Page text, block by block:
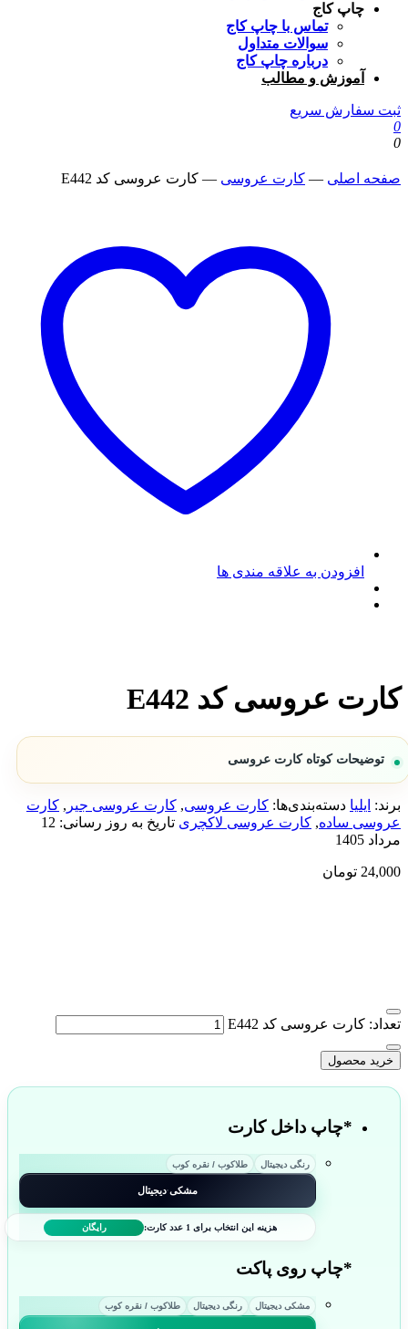
چاپ کاج
تماس با چاپ کاج
سوالات متداول
درباره چاپ کاج
آموزش و مطالب
ثبت سفارش سریع
0
0
صفحه اصلی — کارت عروسی — کارت عروسی کد E442
افزودن به علاقه مندی ها
کارت عروسی کد E442
توضیحات کوتاه کارت عروسی
برند: ایلیا دسته‌بندی‌ها: کارت عروسی, کارت عروسی جیر , کارت
عروسی ساده, کارت عروسی لاکچری تاریخ به روز رسانی: 12
مرداد 1405
24,000 تومان
تعداد: کارت عروسی کد E442
خرید محصول
*چاپ داخل کارت
مشکی دیجیتال
رنگی دیجیتال طلاکوب / نقره کوب
هزینه این انتخاب برای 1 عدد کارت: رایگان
*چاپ روی پاکت
مشکی دیجیتال رنگی دیجیتال طلاکوب / نقره کوب